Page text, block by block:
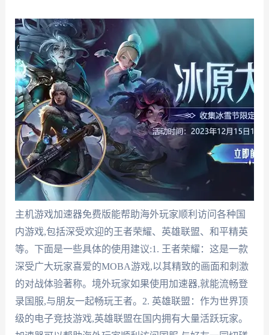
主机游戏加速器免费版能帮助海外玩家顺利访问各种国
内游戏,包括深受欢迎的王者荣耀、英雄联盟、和平精英
等。下面是一些具体的使用建议:1. 王者荣耀：这是一款
深受广大玩家喜爱的MOBA游戏,以其精致的画面和刺激
的对战体验著称。境外玩家如果使用加速器,就能流畅登
录国服,与朋友一起畅玩王者。2. 英雄联盟：作为世界顶
级的电子竞技游戏,英雄联盟在国内拥有大量活跃玩家。